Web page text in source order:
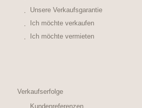
Unsere Verkaufsgarantie
Ich möchte verkaufen
Ich möchte vermieten
Verkaufserfolge
Kundenreferenzen